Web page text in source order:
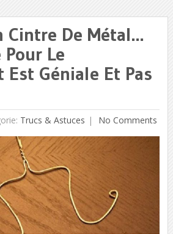
Cintre De Métal…
Le
Est Géniale Et Pas
Trucs & Astuces No Comments